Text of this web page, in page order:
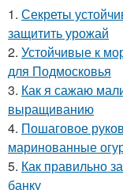
1. Секреты
защитить урожай
2. Устойчивые к
для Подмосковья
3. Как я сажаю
выращиванию
4. Пошаговое
маринованные
5. Как правильно
банку